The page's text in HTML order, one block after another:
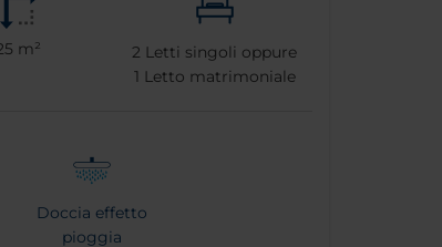
m² 2 Letti singoli oppure
1 Letto matrimoniale
Doccia effetto
pioggia